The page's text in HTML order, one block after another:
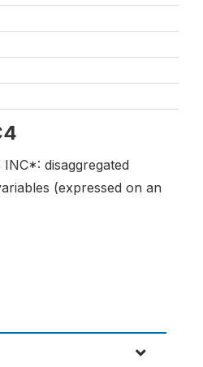
disaggregated
(expressed on an